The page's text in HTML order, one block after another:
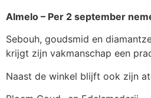
Almelo – Per 2 september
Sebouh, goudsmid en
krijgt zijn vakmanschap een
Naast de winkel blijft ook zijn